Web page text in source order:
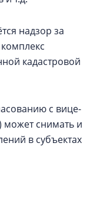
надзор за
кадастровой
с вице-
снимать и
в субъектах